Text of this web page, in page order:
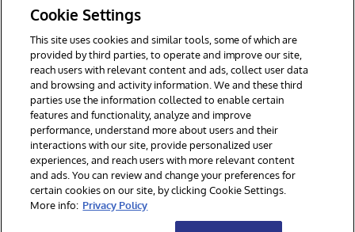
Ez a weboldal gépi fordítást használ. Bármilyen fordítási konfliktus
esetén az oldal angol nyelvű változata élvez elsőbbséget.
© 1996-2026 InterSystems Corporation, Boston, MA. Minden jog
fenntartva.
Értesítések/Feltételek és feltételek
Adatvédelmi nyilatkozat
Garancia
Hozzáférhetőség
Cookie Settings
This site uses cookies and similar tools, some of which are
provided by third parties, to operate and improve our site,
reach users with relevant content and ads, collect user data
and browsing and activity information. We and these third
parties use the information collected to enable certain
features and functionality, analyze and improve
performance, understand more about users and their
interactions with our site, provide personalized user
experiences, and reach users with more relevant content
and ads. You can review and change your preferences for
certain cookies on our site, by clicking Cookie Settings.
More info: Privacy Policy